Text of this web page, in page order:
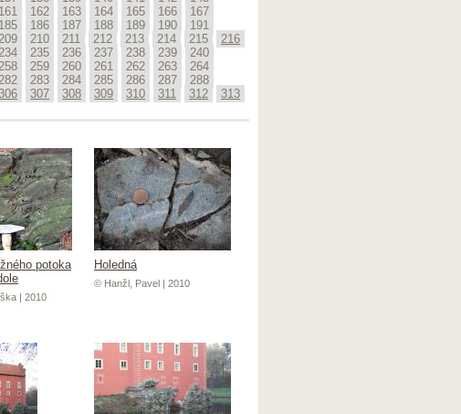
161 162 163 164 165 166
167
185 186 187 188 189 190
191
209 210 211 212 213 214 215
216
234 235 236 237 238 239
240
258 259 260 261 262 263
264
282 283 284 285 286 287
288
306 307 308 309 310 311 312
313
potoka
| 2010
Holedná
© Hanžl, Pavel | 2010